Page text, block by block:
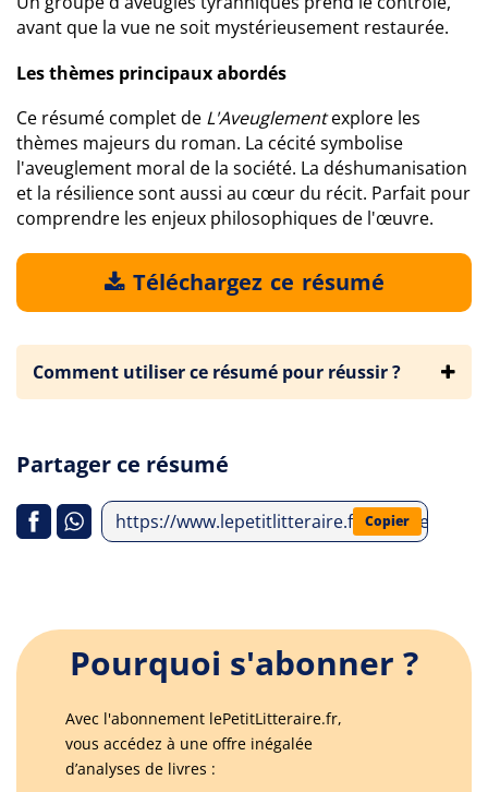
avant que la vue ne soit mystérieusement restaurée.
Les thèmes principaux abordés
Ce résumé complet de L'Aveuglementexplore les
thèmes majeurs du roman. La cécité symbolise
l'aveuglement moral de la société. La déshumanisation
et la résilience sont aussi au cœur du récit. Parfait pour
comprendre les enjeux philosophiques de l'œuvre.
Téléchargez ce résumé
Comment utiliser ce résumé pour réussir ?
Partager ce résumé
https://www.lepetitlitteraire.fr/analyses-
Copier
Pourquoi s'abonner ?
Avec l'abonnement lePetitLitteraire.fr,
vous accédez à une offre inégalée
d’analyses de livres :